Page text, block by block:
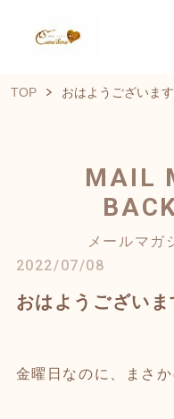
TOP おはようございます
MAIL
メールマガ
2022/07/08
おはようございま
金曜日なのに、まさ